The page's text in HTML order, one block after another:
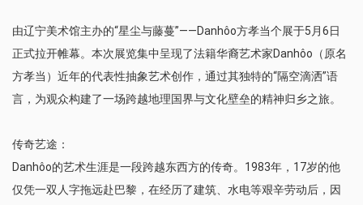
由辽宁美术馆主办的“星尘与藤蔓”——Danhôo方孝当个展于5月6日
正式拉开帷幕。本次展览集中呈现了法籍华裔艺术家Danhôo（原名
方孝当）近年的代表性抽象艺术创作，通过其独特的“隔空滴洒”语
言，为观众构建了一场跨越地理国界与文化壁垒的精神归乡之旅。
传奇艺途：
Danhôo的艺术生涯是一段跨越东西方的传奇。1983年，17岁的他
仅凭一双人字拖远赴巴黎，在经历了建筑、水电等艰辛劳动后，因